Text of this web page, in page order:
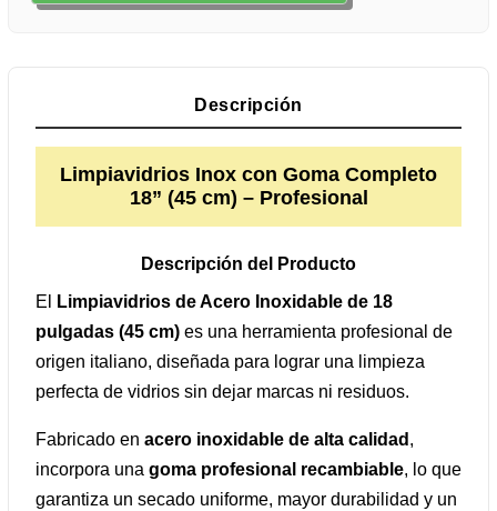
Descripción
Limpiavidrios Inox con Goma Completo
18” (45 cm) – Profesional
Descripción del Producto
El
Limpiavidrios de Acero Inoxidable de 18
pulgadas (45 cm) es una herramienta profesional de
origen italiano, diseñada para lograr una limpieza
perfecta de vidrios sin dejar marcas ni residuos.
Fabricado en acero inoxidable de alta calidad ,
incorpora una goma profesional recambiable, lo que
garantiza un secado uniforme, mayor durabilidad y un